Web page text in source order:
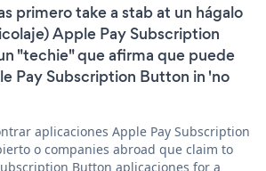
primero take a stab at un hágalo
Apple Pay Subscription
"techie" que afirma que puede
Pay Subscription Button in 'no
aplicaciones Apple Pay Subscription
o companies abroad que claim to
Button aplicaciones for a